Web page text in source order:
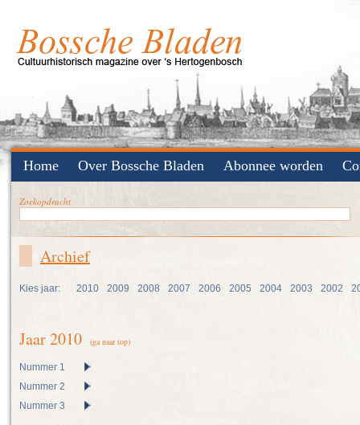
Home Over Bossche Bladen Abonnee worden
Zoekopdracht
Archief
Kies jaar: 2010 2009 2008 2007 2006 2005 2004 2003 2002
Jaar 2010 (ga naar top)
Nummer 1
Nummer 2
Nummer 3